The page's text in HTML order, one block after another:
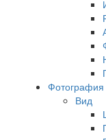
Фотография
Вид